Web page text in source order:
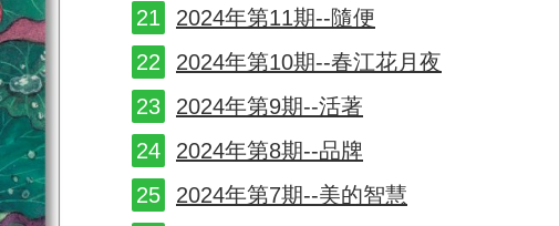
2024年第11期--隨便
2024年第10期--春江花月夜
2024年第9期--活著
2024年第8期--品牌
2024年第7期--美的智慧